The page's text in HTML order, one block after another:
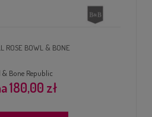
ROSE BOWL & BONE
& Bone Republic
180,00 zł